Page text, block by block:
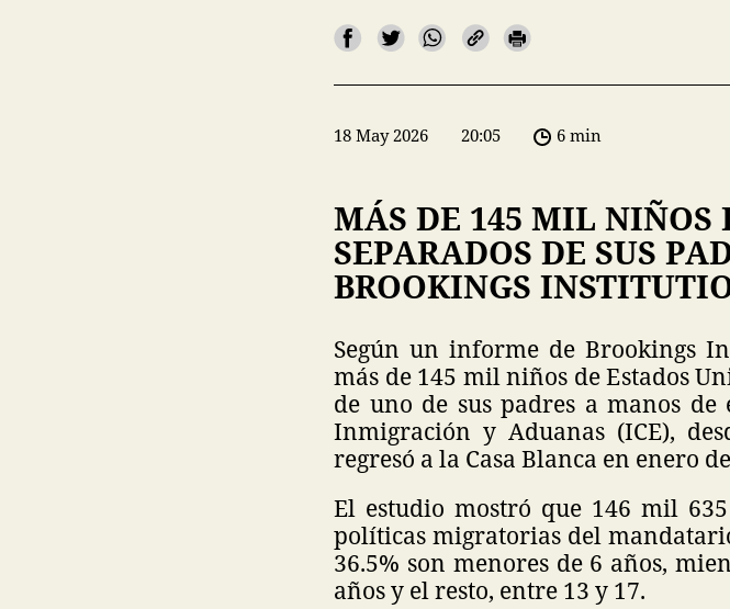
18 May 2026 20:05 6 min
MÁS DE 145 MIL NIÑOS
SEPARADOS DE SUS
BROOKINGS
Según un informe de Brookings
más de 145 mil niños de Estados
de uno de sus padres a manos
Inmigración y Aduanas (ICE),
regresó a la Casa Blanca en enero
El estudio mostró que 146 mil
políticas migratorias del
36.5% son menores de 6 años,
años y el resto, entre 13 y 17.